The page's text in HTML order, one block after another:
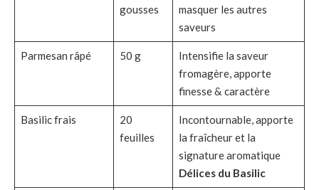
gousses
masquer les autres
saveurs
Parmesan râpé 50 g
Intensifie la saveur
fromagère, apporte
finesse & caractère
Basilic frais
20
feuilles
Incontournable, apporte
la fraîcheur et la
signature aromatique
Délices du Basilic